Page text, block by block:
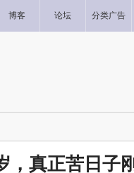
博客 论坛 分类广告
，真正苦日子